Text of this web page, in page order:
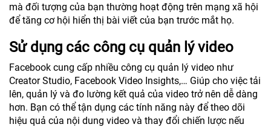
mà đối tượng của bạn thường hoạt động trên mạng xã hội
để tăng cơ hội hiển thị bài viết của bạn trước mắt họ.
Sử dụng các công cụ quản lý video
Facebook cung cấp nhiều công cụ quản lý video như
Creator Studio, Facebook Video Insights,… Giúp cho việc tải
lên, quản lý và đo lường kết quả của video trở nên dễ dàng
hơn. Bạn có thể tận dụng các tính năng này để theo dõi
hiệu quả của nội dung video và thay đổi chiến lược nếu